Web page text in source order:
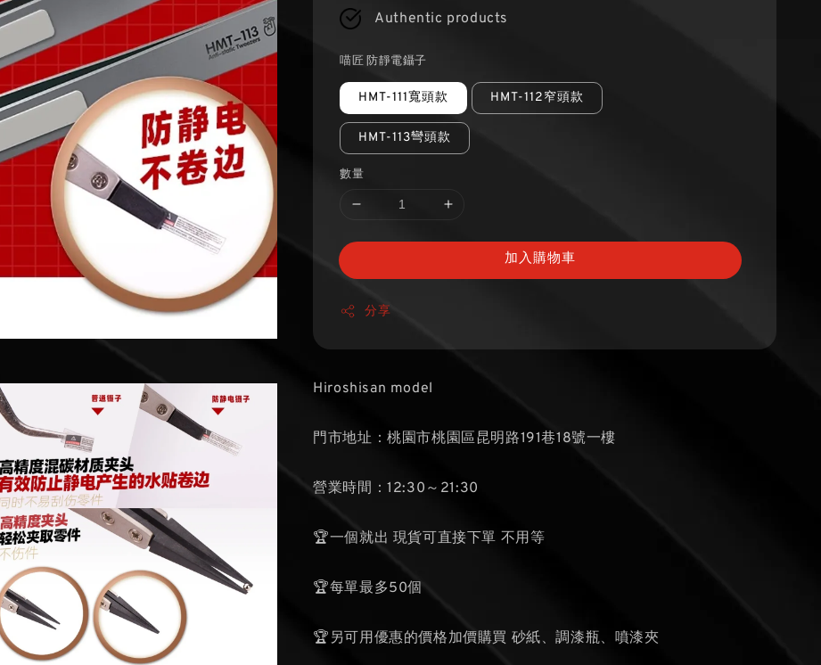
Authentic products
喵匠 防靜電鑷子
HMT-111寬頭款 HMT-112窄頭款
HMT-113彎頭款
數量
加入購物車
分享
Hiroshisan model
門市地址：桃園市桃園區昆明路191巷18號一樓
營業時間：12:30～21:30
🏆一個就出 現貨可直接下單 不用等
🏆每單最多50個
🏆另可用優惠的價格加價購買 砂紙、調漆瓶、噴漆夾